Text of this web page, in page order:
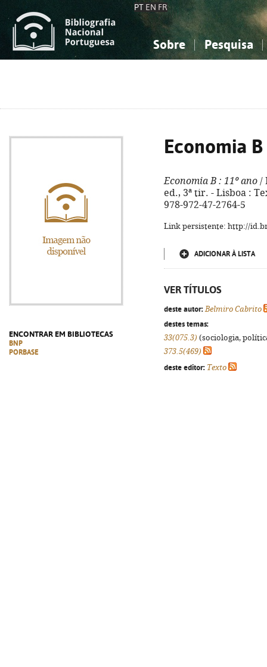
PT EN FR
Sobre Pesquisa
ENCONTRAR EM BIBLIOTECAS
BNP
PORBASE
Economia B
Economia B : 11º ano /
ed., 3ª tir. - Lisboa :
978-972-47-2764-5
Link persistente: http://
ADICIONAR À LISTA
VER TÍTULOS
deste autor: Belmiro Cabrito
destes temas:
33(075.3) (sociologia,
373.5(469)
deste editor: Texto